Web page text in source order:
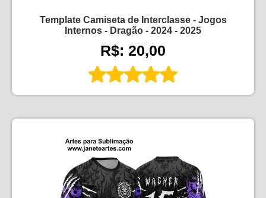
Template Camiseta de Interclasse - Jogos
Internos - Dragão - 2024 - 2025
R$: 20,00